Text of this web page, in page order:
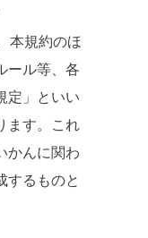
本規約のほ
ール等、各
定」といい
ます。これ
かんに関わ
するものと